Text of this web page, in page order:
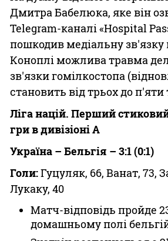
Дмитра Бабелюка, яке він
Telegram-каналі «Hospital
пошкодив медіальну зв'язку
Коноплі можлива травма
зв'язки гомілкостопа
становить від трьох до п'яти
Ліга націй. Перший
гри в дивізіоні А
Україна – Бельгія – 3:1 (0:1)
Голи:Гуцуляк, 66, Ванат, 73,
Лукаку, 40
Матч-відповідь пройде
домашньому полі